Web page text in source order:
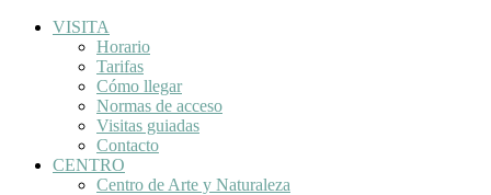
VISITA
Horario
Tarifas
Cómo llegar
Normas de acceso
Visitas guiadas
Contacto
CENTRO
Centro de Arte y Naturaleza